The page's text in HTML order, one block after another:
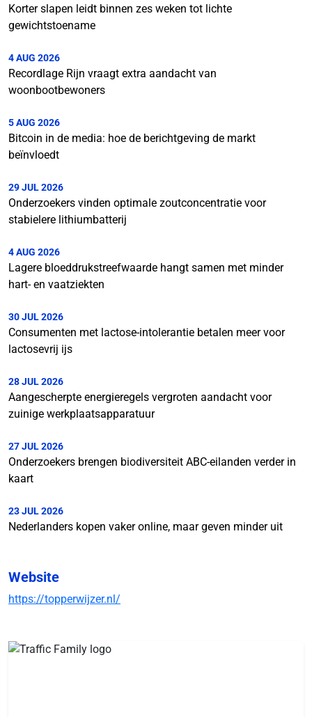
Korter slapen leidt binnen zes weken tot lichte
gewichtstoename
4 AUG 2026
Recordlage Rijn vraagt extra aandacht van
woonbootbewoners
5 AUG 2026
Bitcoin in de media: hoe de berichtgeving de markt
beïnvloedt
29 JUL 2026
Onderzoekers vinden optimale zoutconcentratie voor
stabielere lithiumbatterij
4 AUG 2026
Lagere bloeddrukstreefwaarde hangt samen met minder
hart- en vaatziekten
30 JUL 2026
Consumenten met lactose-intolerantie betalen meer voor
lactosevrij ijs
28 JUL 2026
Aangescherpte energieregels vergroten aandacht voor
zuinige werkplaatsapparatuur
27 JUL 2026
Onderzoekers brengen biodiversiteit ABC-eilanden verder in
kaart
23 JUL 2026
Nederlanders kopen vaker online, maar geven minder uit
Website
https://topperwijzer.nl/